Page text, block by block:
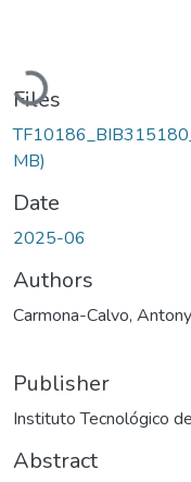
Loading...
Files
MB)
Date
2025-06
Authors
Carmona-Calvo, Antony
Publisher
Instituto Tecnológico
Abstract